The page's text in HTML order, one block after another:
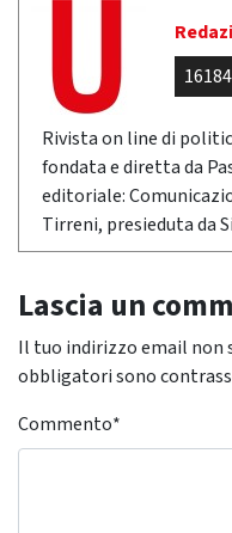
Rivista on line di
fondata e diretta da
editoriale:
Tirreni, presieduta da
Lascia un
Il tuo indirizzo email non
obbligatori sono
Commento*